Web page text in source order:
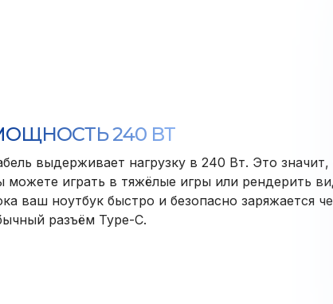
240 ВТ
выдерживает нагрузку в 240 Вт. Это значит,
можете играть в тяжёлые игры или рендерить
ваш ноутбук быстро и безопасно заряжается
разъём Type-C.